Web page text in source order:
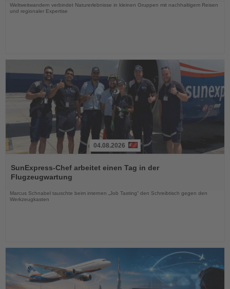
Weltweitwandern verbindet Naturerlebnisse in kleinen Gruppen mit nachhaltigem Reisen
und regionaler Expertise
Sie
die
Nachrichten
04.08.2026
SunExpress-Chef arbeitet einen Tag in der
Flugzeugwartung
Marcus Schnabel tauschte beim internen „Job Tasting“ den Schreibtisch gegen den
Werkzeugkasten